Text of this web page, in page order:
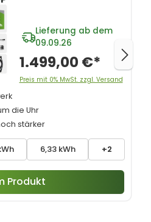
6,33 kWh +2
Lieferung ab dem
09.09.26
1.499,00 €*
Preis mit 0% MwSt. zzgl. Versand
die Uhr
stärker
Produkt